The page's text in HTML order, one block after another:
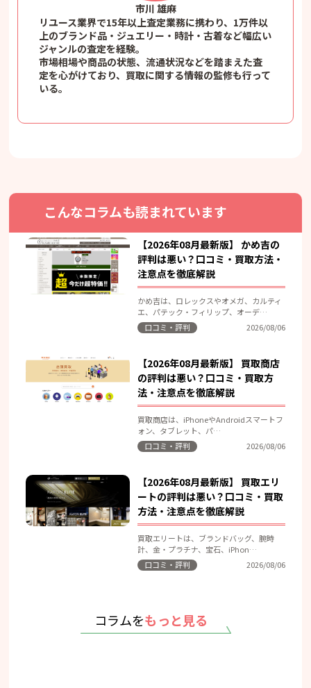
市川 雄麻
リユース業界で15年以上査定業務に携わり、1万件以
上のブランド品・ジュエリー・時計・古着など幅広い
ジャンルの査定を経験。
市場相場や商品の状態、流通状況などを踏まえた査
定を心がけており、買取に関する情報の監修も行って
いる。
こんなコラムも読まれています
【2026年08月最新版】 かめ吉の
評判は悪い？口コミ・買取方法・
注意点を徹底解説
かめ吉は、ロレックスやオメガ、カルティ
エ、パテック・フィリップ、オーデ…
2026/08/06
口コミ・評判
【2026年08月最新版】 買取商店
の評判は悪い？口コミ・買取方
法・注意点を徹底解説
買取商店は、iPhoneやAndroidスマートフ
ォン、タブレット、パ…
2026/08/06
口コミ・評判
【2026年08月最新版】 買取エリ
ートの評判は悪い？口コミ・買取
方法・注意点を徹底解説
買取エリートは、ブランドバッグ、腕時
計、金・プラチナ、宝石、iPhon…
2026/08/06
口コミ・評判
コラムをもっと見る